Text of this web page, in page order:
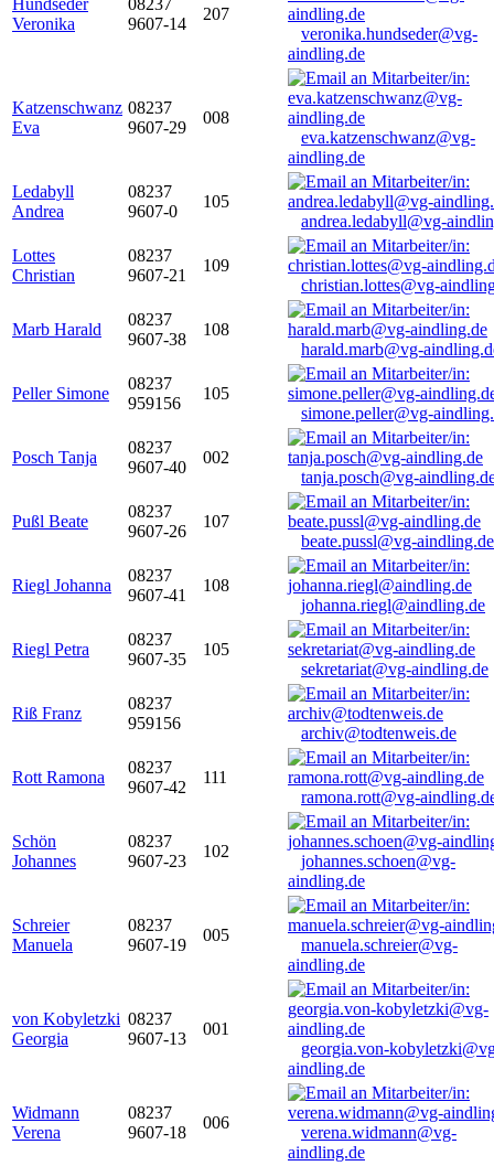
Hundseder
Veronika
08237
9607-14
207
veronika.hundseder@vg-
aindling.de
Katzenschwanz
Eva
08237
9607-29
008
eva.katzenschwanz@vg-
aindling.de
Ledabyll
Andrea
08237
9607-0
105
andrea.ledabyll@vg-
Lottes
Christian
08237
9607-21
109
christian.lottes@vg-
Marb Harald
08237
9607-38
108
harald.marb@vg-
Peller Simone
08237
959156
105
simone.peller@vg-
Posch Tanja
08237
9607-40
002
tanja.posch@vg-
Pußl Beate
08237
9607-26
107
beate.pussl@vg-aindling.de
Riegl Johanna
08237
9607-41
108
johanna.riegl@aindling.de
Riegl Petra
08237
9607-35
105
sekretariat@vg-aindling.de
Riß Franz
08237
959156
archiv@todtenweis.de
Rott Ramona
08237
9607-42
111
ramona.rott@vg-
Schön
Johannes
08237
9607-23
102
johannes.schoen@vg-
aindling.de
Schreier
Manuela
08237
9607-19
005
manuela.schreier@vg-
aindling.de
von Kobyletzki
Georgia
08237
9607-13
001
georgia.von-
aindling.de
Widmann
Verena
08237
9607-18
006
verena.widmann@vg-
aindling.de